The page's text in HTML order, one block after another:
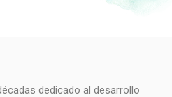
dedicado al desarrollo